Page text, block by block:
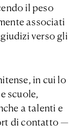
il peso
associati
verso gli
in cui lo
scuole,
a talenti e
di contatto —